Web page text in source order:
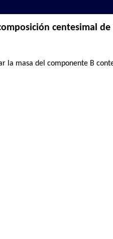
centesimal de
la masa del componente B